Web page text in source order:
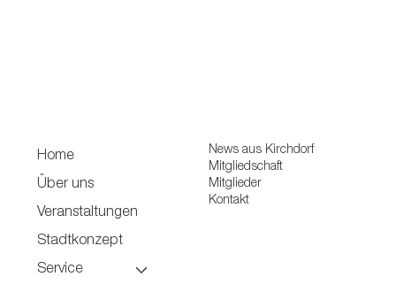
Home
Über uns
Veranstaltungen
Stadtkonzept
Service
News aus Kirchdorf
Mitgliedschaft
Mitglieder
Kontakt